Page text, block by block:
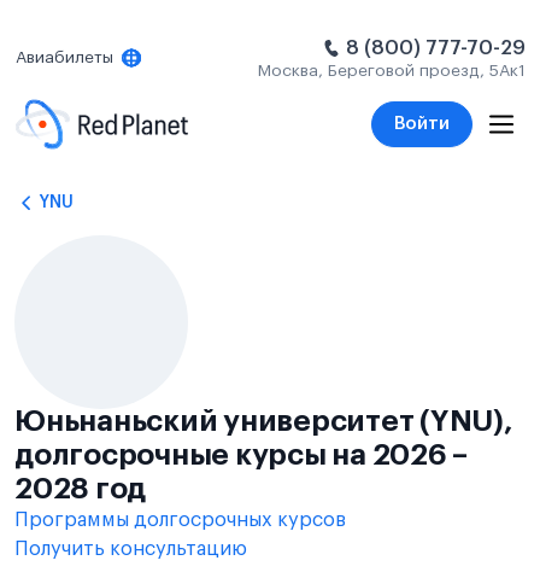
Авиабилеты 8 (800) 777-70-29
Москва, Береговой проезд, 5Ак1
Войти
YNU
Юньнаньский университет (YNU),
долгосрочные курсы на 2026 –
2028 год
Программы долгосрочных курсов
Получить консультацию